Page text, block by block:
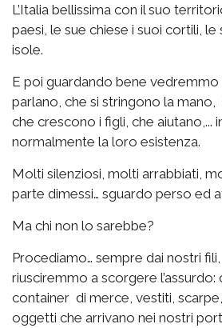
L’Italia bellissima con il suo
paesi, le sue chiese i suoi cortili,
isole.
E poi guardando bene vedremmo
parlano, che si stringono la mano,
che crescono i figli, che aiutano,...
normalmente la loro esistenza.
Molti silenziosi, molti arrabbiati,
parte dimessi… sguardo perso ed
Ma chi non lo sarebbe?
Procediamo… sempre dai nostri
riusciremmo a scorgere l’assurdo:
container di merce, vestiti,
oggetti che arrivano nei nostri